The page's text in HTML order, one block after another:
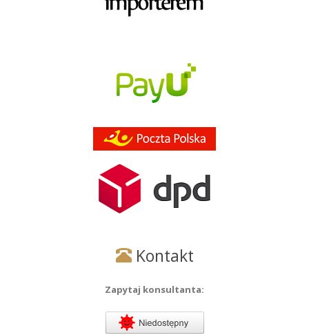
Kontakt
Zapytaj konsultanta: